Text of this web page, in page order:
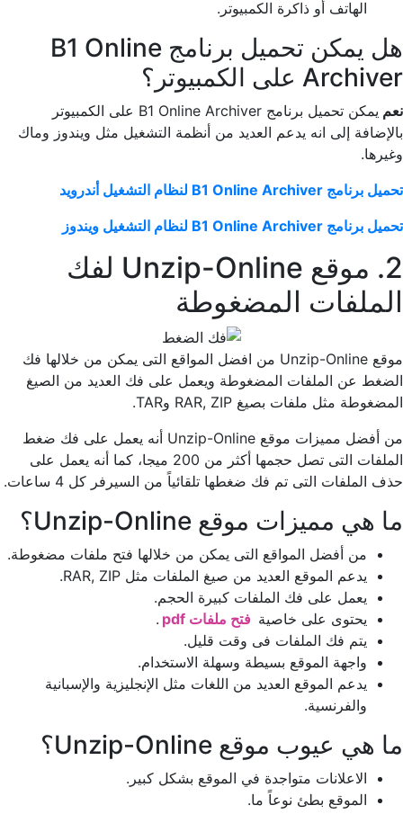
الهاتف أو ذاكرة الكمبيوتر.
هل يمكن تحميل برنامج B1 Online
Archiver على الكمبيوتر؟
نعم
يمكن تحميل برنامج B1 Online Archiver على الكمبيوتر
بالإضافة إلى انه يدعم العديد من أنظمة التشغيل مثل ويندوز وماك
وغيرها.
تحميل برنامج B1 Online Archiver لنظام التشغيل أندرويد
تحميل برنامج B1 Online Archiver لنظام التشغيل ويندوز
2. موقع Unzip-Online لفك
الملفات المضغوطة
موقع Unzip-Online من افضل المواقع التى يمكن من خلالها فك
الضغط عن الملفات المضغوطة ويعمل على فك العديد من الصيغ
المضغوطة مثل ملفات بصيغ RAR, ZIP وTAR.
من أفضل مميزات موقع Unzip-Online أنه يعمل على فك ضغط
الملفات التى تصل حجمها أكثر من 200 ميجا، كما أنه يعمل على
حذف الملفات التى تم فك ضغطها تلقائياً من السيرفر كل 4 ساعات.
ما هي مميزات موقع Unzip-Online؟
من أفضل المواقع التى يمكن من خلالها فتح ملفات مضغوطة.
يدعم الموقع العديد من صيغ الملفات مثل RAR, ZIP.
يعمل على فك الملفات كبيرة الحجم.
يحتوى على خاصية فتح ملفات pdf
.
يتم فك الملفات فى وقت قليل.
واجهة الموقع بسيطة وسهلة الاستخدام.
يدعم الموقع العديد من اللغات مثل الإنجليزية والإسبانية
والفرنسية.
ما هي عيوب موقع Unzip-Online؟
الاعلانات متواجدة في الموقع بشكل كبير.
الموقع بطئ نوعاً ما.